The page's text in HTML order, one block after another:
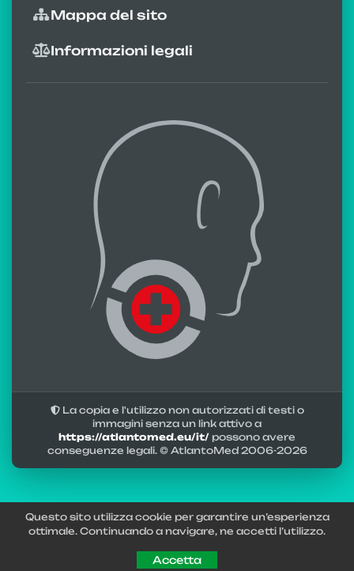
Mappa del sito
Informazioni legali
La copia e l'utilizzo non autorizzati di testi o
immagini senza un link attivo a
https://atlantomed.eu/it/ possono avere
conseguenze legali. © AtlantoMed 2006-2026
Questo sito utilizza cookie per garantire un’esperienza
ottimale. Continuando a navigare, ne accetti l’utilizzo.
Accetta